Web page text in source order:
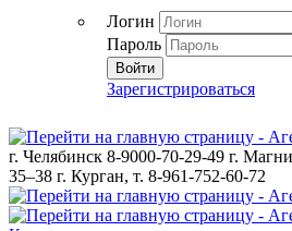
Логин
Пароль
Войти
Зарегистрироваться
г. Челябинск 8-9000-70-29-49 г.
35–38 г. Курган, т. 8-961-752-60-72